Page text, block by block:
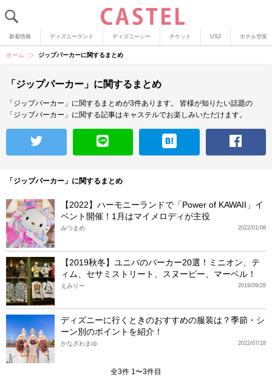
新着情報 ディズニーランド ディズニーシー チケット USJ ホテル空室
ホーム ジップパーカーに関するまとめ
「ジップパーカー」に関するまとめ
「ジップパーカー」に関するまとめが3件あります。
皆様が知りたい話題の
「ジップパーカー」に関する記事はキャステルでお楽しみいただけます。
「ジップパーカー」に関するまとめ
【2022】ハーモニーランドで「Power of KAWAII」イ
ベント開催！1月はマイメロディが主役
2022/01/08
みつまめ
【2019秋冬】ユニバのパーカー20選！ミニオン、テ
ィム、セサミストリート、スヌーピー、マーベル！
2019/09/28
えみりー
ディズニーに行くときのおすすめの服装は？季節・シ
ーン別のポイントを紹介！
2022/07/18
かなざわまゆ
全3件 1〜3件目